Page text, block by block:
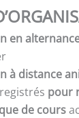
en
à distance
pour
de cours